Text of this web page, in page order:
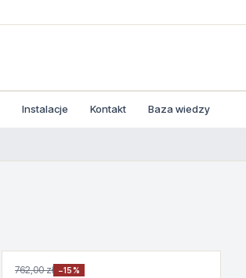
Instalacje Kontakt Baza wiedzy
762,00 zł −15%